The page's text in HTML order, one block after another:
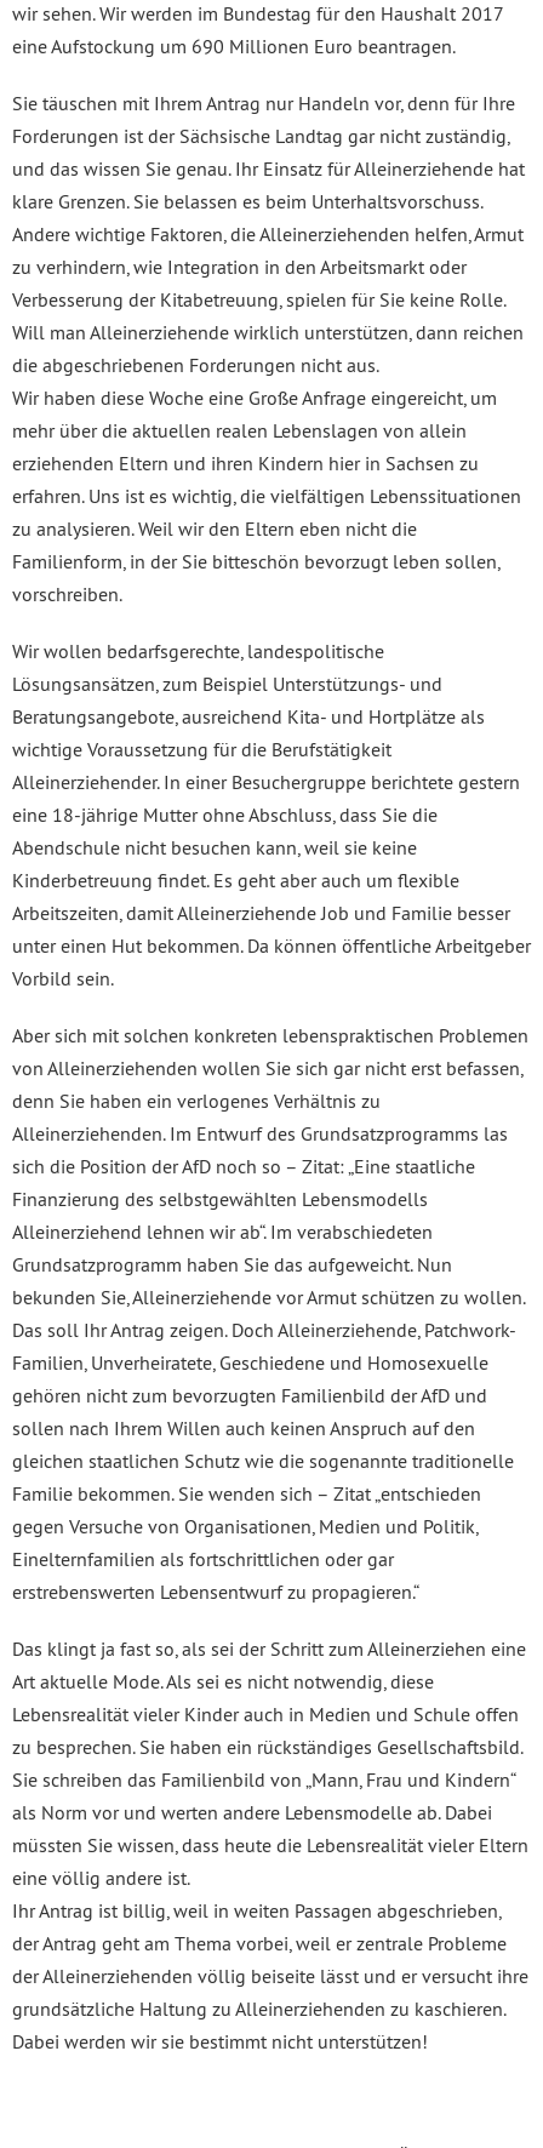
wir sehen. Wir werden im Bundestag für den Haushalt 2017
eine Aufstockung um 690 Millionen Euro beantragen.
Sie täuschen mit Ihrem Antrag nur Handeln vor, denn für Ihre
Forderungen ist der Sächsische Landtag gar nicht zuständig,
und das wissen Sie genau. Ihr Einsatz für Alleinerziehende hat
klare Grenzen. Sie belassen es beim Unterhaltsvorschuss.
Andere wichtige Faktoren, die Alleinerziehenden helfen, Armut
zu verhindern, wie Integration in den Arbeitsmarkt oder
Verbesserung der Kitabetreuung, spielen für Sie keine Rolle.
Will man Alleinerziehende wirklich unterstützen, dann reichen
die abgeschriebenen Forderungen nicht aus.
Wir haben diese Woche eine Große Anfrage eingereicht, um
mehr über die aktuellen realen Lebenslagen von allein
erziehenden Eltern und ihren Kindern hier in Sachsen zu
erfahren. Uns ist es wichtig, die vielfältigen Lebenssituationen
zu analysieren. Weil wir den Eltern eben nicht die
Familienform, in der Sie bitteschön bevorzugt leben sollen,
vorschreiben.
Wir wollen bedarfsgerechte, landespolitische
Lösungsansätzen, zum Beispiel Unterstützungs- und
Beratungsangebote, ausreichend Kita- und Hortplätze als
wichtige Voraussetzung für die Berufstätigkeit
Alleinerziehender. In einer Besuchergruppe berichtete gestern
eine 18-jährige Mutter ohne Abschluss, dass Sie die
Abendschule nicht besuchen kann, weil sie keine
Kinderbetreuung findet. Es geht aber auch um flexible
Arbeitszeiten, damit Alleinerziehende Job und Familie besser
unter einen Hut bekommen. Da können öffentliche Arbeitgeber
Vorbild sein.
Aber sich mit solchen konkreten lebenspraktischen Problemen
von Alleinerziehenden wollen Sie sich gar nicht erst befassen,
denn Sie haben ein verlogenes Verhältnis zu
Alleinerziehenden. Im Entwurf des Grundsatzprogramms las
sich die Position der AfD noch so – Zitat: „Eine staatliche
Finanzierung des selbstgewählten Lebensmodells
Alleinerziehend lehnen wir ab“. Im verabschiedeten
Grundsatzprogramm haben Sie das aufgeweicht. Nun
bekunden Sie, Alleinerziehende vor Armut schützen zu wollen.
Das soll Ihr Antrag zeigen. Doch Alleinerziehende, Patchwork-
Familien, Unverheiratete, Geschiedene und Homosexuelle
gehören nicht zum bevorzugten Familienbild der AfD und
sollen nach Ihrem Willen auch keinen Anspruch auf den
gleichen staatlichen Schutz wie die sogenannte traditionelle
Familie bekommen. Sie wenden sich – Zitat „entschieden
gegen Versuche von Organisationen, Medien und Politik,
Einelternfamilien als fortschrittlichen oder gar
erstrebenswerten Lebensentwurf zu propagieren.“
Das klingt ja fast so, als sei der Schritt zum Alleinerziehen eine
Art aktuelle Mode. Als sei es nicht notwendig, diese
Lebensrealität vieler Kinder auch in Medien und Schule offen
zu besprechen. Sie haben ein rückständiges Gesellschaftsbild.
Sie schreiben das Familienbild von „Mann, Frau und Kindern“
als Norm vor und werten andere Lebensmodelle ab. Dabei
müssten Sie wissen, dass heute die Lebensrealität vieler Eltern
eine völlig andere ist.
Ihr Antrag ist billig, weil in weiten Passagen abgeschrieben,
der Antrag geht am Thema vorbei, weil er zentrale Probleme
der Alleinerziehenden völlig beiseite lässt und er versucht ihre
grundsätzliche Haltung zu Alleinerziehenden zu kaschieren.
Dabei werden wir sie bestimmt nicht unterstützen!